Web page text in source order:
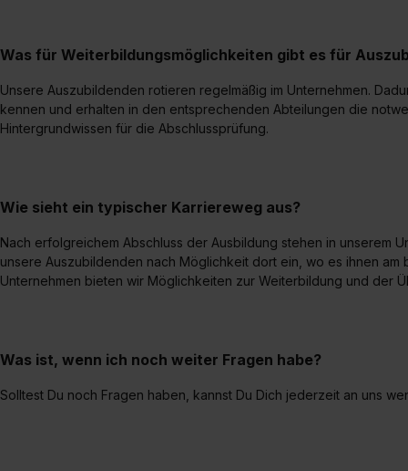
Was für Weiterbildungsmöglichkeiten gibt es für
Unsere Auszubildenden rotieren regelmäßig im Unternehmen.
kennen und erhalten in den entsprechenden Abteilungen die
Hintergrundwissen für die Abschlussprüfung.
Wie sieht ein typischer Karriereweg aus?
Nach erfolgreichem Abschluss der Ausbildung stehen in unserem
unsere Auszubildenden nach Möglichkeit dort ein, wo es ihnen am
Unternehmen bieten wir Möglichkeiten zur Weiterbildung und der
Was ist, wenn ich noch weiter Fragen habe?
Solltest Du noch Fragen haben, kannst Du Dich jederzeit an uns